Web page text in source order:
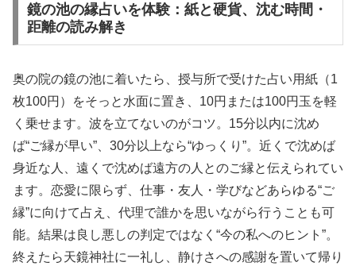
鏡の池の縁占いを体験：紙と硬貨、沈む時間・
距離の読み解き
奥の院の鏡の池に着いたら、授与所で受けた占い用紙（1
枚100円）をそっと水面に置き、10円または100円玉を軽
く乗せます。波を立てないのがコツ。15分以内に沈め
ば“ご縁が早い”、30分以上なら“ゆっくり”。近くで沈めば
身近な人、遠くで沈めば遠方の人とのご縁と伝えられてい
ます。恋愛に限らず、仕事・友人・学びなどあらゆる“ご
縁”に向けて占え、代理で誰かを思いながら行うことも可
能。結果は良し悪しの判定ではなく“今の私へのヒント”。
終えたら天鏡神社に一礼し、静けさへの感謝を置いて帰り